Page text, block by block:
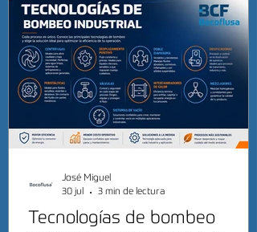
Tecnologías de bombeo
José Miguel
30 jul
3 min de lectura